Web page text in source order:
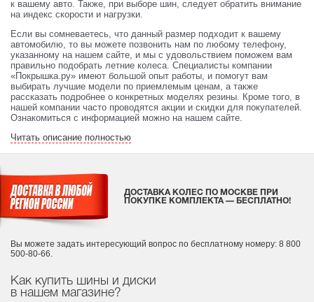
к вашему авто. Также, при выборе шин, следует обратить внимание
на индекс скорости и нагрузки.
Если вы сомневаетесь, что данный размер подходит к вашему
автомобилю, то вы можете позвонить нам по любому телефону,
указанному на нашем сайте, и мы с удовольствием поможем вам
правильно подобрать летние колеса. Специалисты компании
«Покрышка.ру» имеют большой опыт работы, и помогут вам
выбирать лучшие модели по приемлемым ценам, а также
рассказать подробнее о конкретных моделях резины. Кроме того, в
нашей компании часто проводятся акции и скидки для покупателей.
Ознакомиться с информацией можно на нашем сайте.
Читать описание полностью
Как купить шины и диски
в нашем магазине?
ДОСТАВКА КОЛЕС ПО МОСКВЕ ПРИ
ПОКУПКЕ КОМПЛЕКТА — БЕСПЛАТНО!
Вы можете задать интересующий вопрос по бесплатному номеру: 8 800
500-80-66.